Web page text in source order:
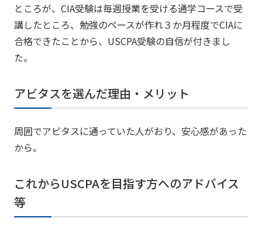
ところが、CIA受験は毎週授業を受ける通学コースで受
講したところ、勉強のペースが作れ３か月程度でCIAに
合格できたことから、USCPA受験の自信が付きまし
た。
アビタスを選んだ理由・メリット
周囲でアビタスに通っていた人がおり、安心感があった
から。
これからUSCPAを目指す方へのアドバイス
等